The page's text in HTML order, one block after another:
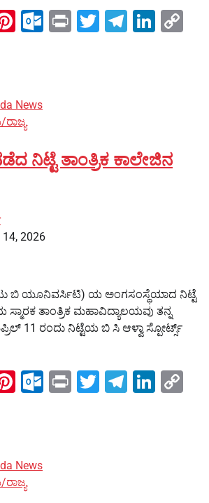
Pinterest
Outlook.com
PrintTwitter
News
ನಿಟ್ಟೆ ತಾಂತ್ರಿಕ ಕಾಲೇಜಿನ
14, 2026
ಟು ಬಿ ಯೂನಿವರ್ಸಿಟಿ) ಯ ಅಂಗಸಂಸ್ಥೆಯಾದ ನಿಟ್ಟೆ
ತಾಂತ್ರಿಕ ಮಹಾವಿದ್ಯಾಲಯವು ತನ್ನ
11 ರಂದು ನಿಟ್ಟೆಯ ಬಿ ಸಿ ಆಳ್ವಾ ಸ್ಪೋರ್ಟ್ಸ್
Pinterest
Outlook.com
PrintTwitter
News